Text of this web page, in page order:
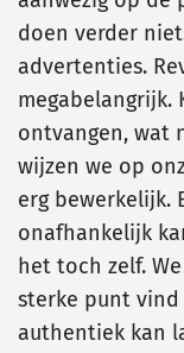
doen verder
advertenties.
megabelangrijk.
ontvangen, wat
wijzen we op
erg bewerkelijk.
onafhankelijk
het toch zelf.
sterke punt vind
authentiek kan